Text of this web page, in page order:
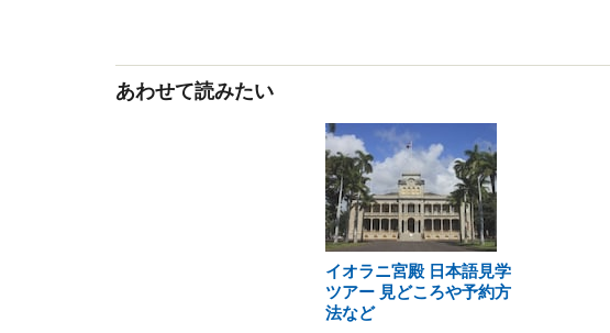
あわせて読みたい
イオラニ宮殿 日本語見学
ツアー 見どころや予約方
法など